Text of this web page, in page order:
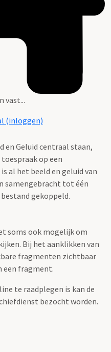
vast...
(inloggen)
en Geluid centraal staan,
op een
al het beeld en geluid van
samengebracht tot één
gekoppeld.
soms ook mogelijk om
Bij het aanklikken van
fragmenten zichtbaar
een fragment.
te raadplegen is kan de
bezocht worden.